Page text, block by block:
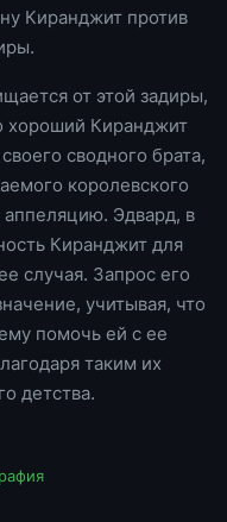
Киранджит против
от этой задиры,
хороший Киранджит
сводного брата,
королевского
аппеляцию. Эдвард, в
Киранджит для
случая. Запрос его
учитывая, что
помочь ей с ее
таким их
детства.